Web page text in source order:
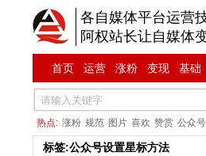
各自媒体平台运营
阿权站长让自媒体
首页 运营 涨粉 变现 基础
热点: 涨粉 规范 图片 喜欢 赞赏 公众号
标签:公众号设置星标方法